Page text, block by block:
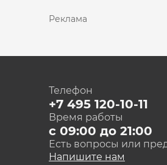
Реклама
Телефон
+7 495 120-10-11
Время работы
с 09:00 до 21:00
Есть вопросы или
Напишите нам